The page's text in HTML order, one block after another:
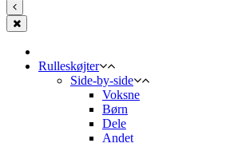
Rulleskøjter
Side-by-side
Voksne
Børn
Dele
Andet